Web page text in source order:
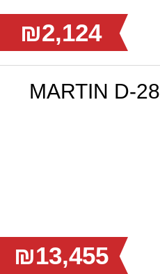
₪2,124
גיטרה אקוסטית MARTIN D-28
₪13,455